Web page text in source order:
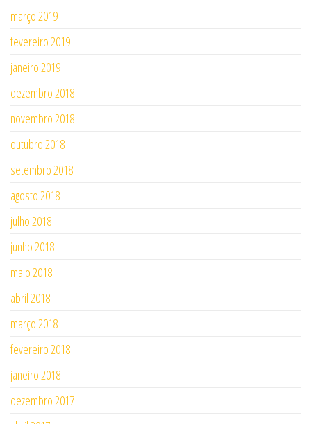
março 2019
fevereiro 2019
janeiro 2019
dezembro 2018
novembro 2018
outubro 2018
setembro 2018
agosto 2018
julho 2018
junho 2018
maio 2018
abril 2018
março 2018
fevereiro 2018
janeiro 2018
dezembro 2017